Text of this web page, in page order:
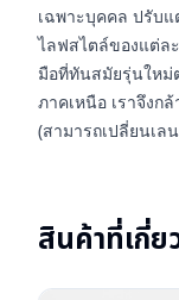
เฉพาะบุคคล ปรับ
ไลฟสไตล์ของแต่ล
มือที่ทันสมัยรุ่นใหม่
ภาคเหนือ เราจึงก
(สามารถเปลี่ยนเ
สินค้าที่เกี่ย